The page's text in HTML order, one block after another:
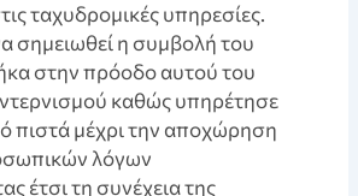
ταχυδρομικές υπηρεσίες.
σημειωθεί η συμβολή του
στην πρόοδο αυτού του
καθώς υπηρέτησε
πιστά μέχρι την αποχώρηση
λόγων
έτσι τη συνέχεια της